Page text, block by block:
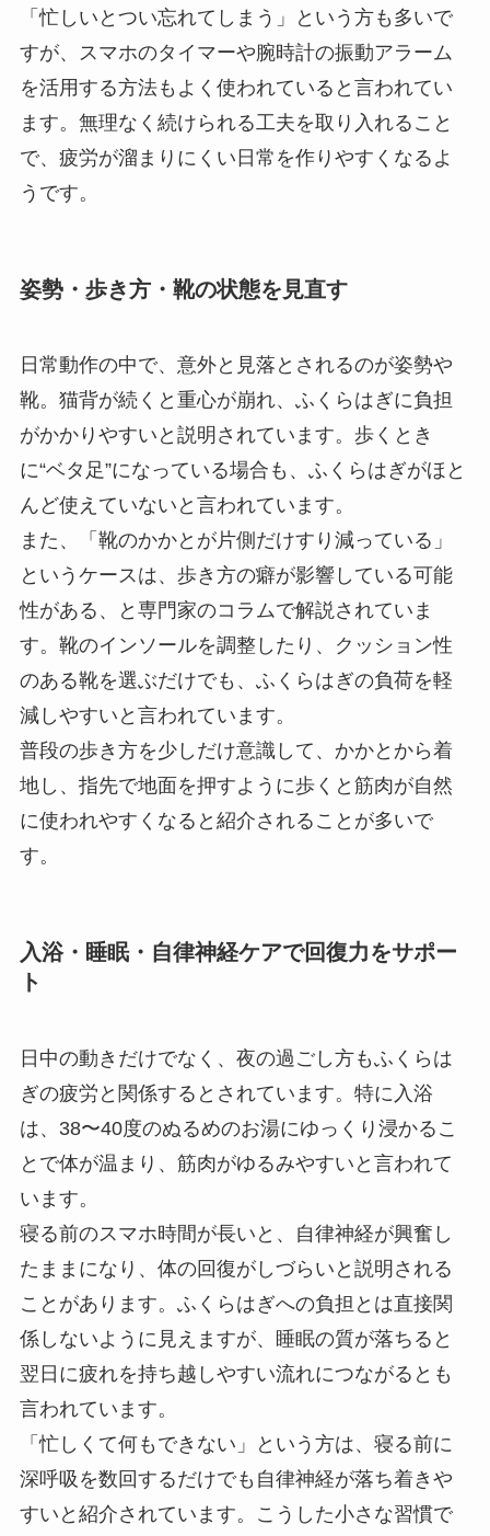
「忙しいとつい忘れてしまう」という方も多いで
すが、スマホのタイマーや腕時計の振動アラーム
を活用する方法もよく使われていると言われてい
ます。無理なく続けられる工夫を取り入れること
で、疲労が溜まりにくい日常を作りやすくなるよ
うです。
姿勢・歩き方・靴の状態を見直す
日常動作の中で、意外と見落とされるのが姿勢や
靴。猫背が続くと重心が崩れ、ふくらはぎに負担
がかかりやすいと説明されています。歩くとき
に“ベタ足”になっている場合も、ふくらはぎがほと
んど使えていないと言われています。
また、「靴のかかとが片側だけすり減っている」
というケースは、歩き方の癖が影響している可能
性がある、と専門家のコラムで解説されていま
す。靴のインソールを調整したり、クッション性
のある靴を選ぶだけでも、ふくらはぎの負荷を軽
減しやすいと言われています。
普段の歩き方を少しだけ意識して、かかとから着
地し、指先で地面を押すように歩くと筋肉が自然
に使われやすくなると紹介されることが多いで
す。
入浴・睡眠・自律神経ケアで回復力をサポー
ト
日中の動きだけでなく、夜の過ごし方もふくらは
ぎの疲労と関係するとされています。特に入浴
は、38〜40度のぬるめのお湯にゆっくり浸かるこ
とで体が温まり、筋肉がゆるみやすいと言われて
います。
寝る前のスマホ時間が長いと、自律神経が興奮し
たままになり、体の回復がしづらいと説明される
ことがあります。ふくらはぎへの負担とは直接関
係しないように見えますが、睡眠の質が落ちると
翌日に疲れを持ち越しやすい流れにつながるとも
言われています。
「忙しくて何もできない」という方は、寝る前に
深呼吸を数回するだけでも自律神経が落ち着きや
すいと紹介されています。こうした小さな習慣で